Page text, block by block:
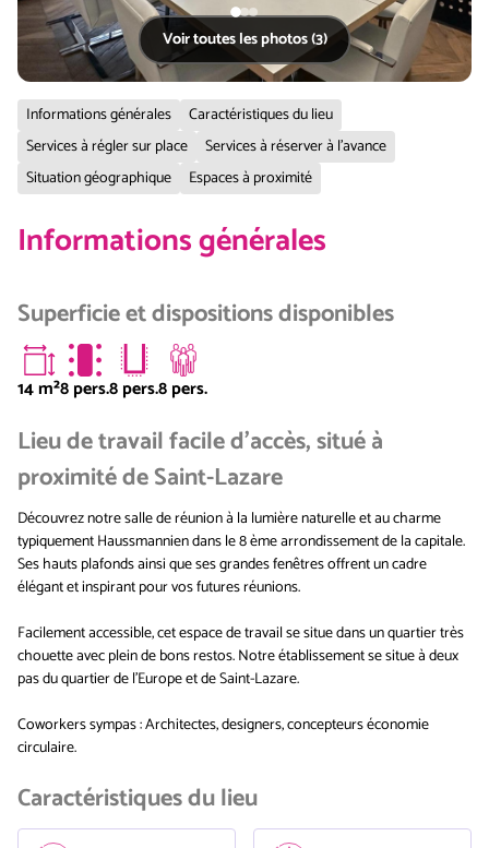
Voir toutes les photos (3)
Informations générales
Caractéristiques du lieu
Services à régler sur place
Services à réserver à l'avance
Situation géographique
Espaces à proximité
Informations générales
Superficie et dispositions disponibles
14m²8 pers.8 pers.8 pers.
Lieu de travail facile d'accès, situé à
proximité de Saint-Lazare
Découvrez notre salle de réunion à la lumière naturelle et au charme
typiquement Haussmannien dans le 8 ème arrondissement de la capitale.
Ses hauts plafonds ainsi que ses grandes fenêtres offrent un cadre
élégant et inspirant pour vos futures réunions.
Facilement accessible, cet espace de travail se situe dans un quartier très
chouette avec plein de bons restos. Notre établissement se situe à deux
pas du quartier de l'Europe et de Saint-Lazare.
Coworkers sympas : Architectes, designers, concepteurs économie
circulaire.
Caractéristiques du lieu